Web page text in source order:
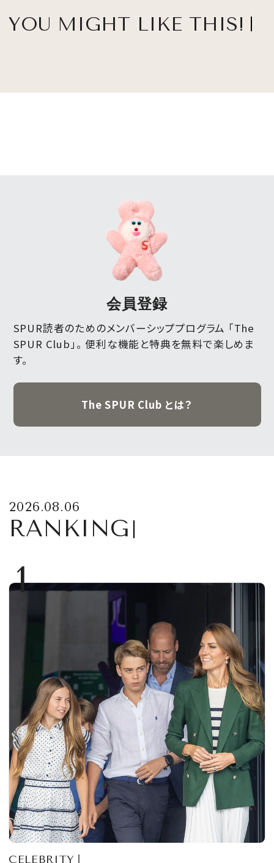
YOU MIGHT LIKE THIS!
会員登録
SPUR読者のためのメンバーシッププログラム 「The
SPUR Club」。 便利な機能と特典を無料で楽しめま
す。
The SPUR Club とは？
2026.08.06
RANKING
1
CELEBRITY